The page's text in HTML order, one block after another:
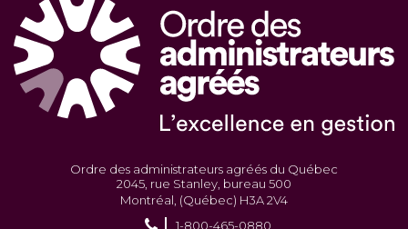
Ordre des administrateurs agréés du Québec
2045, rue Stanley, bureau 500
Montréal, (Québec) H3A 2V4
1-800-465-0880